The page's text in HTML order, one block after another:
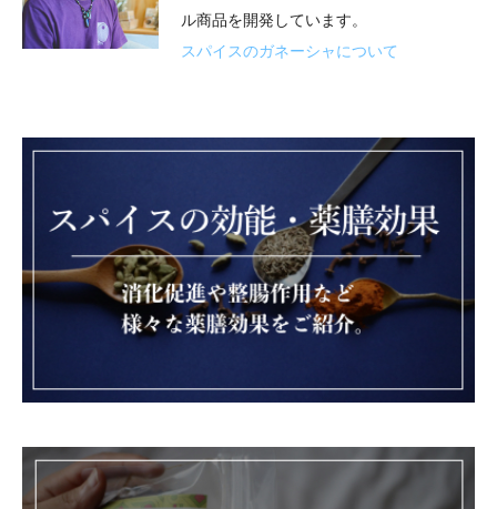
ル商品を開発しています。
スパイスのガネーシャについて